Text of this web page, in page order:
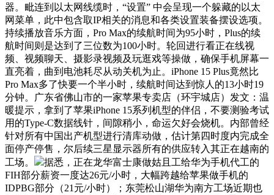
器。毗连到以太网线缆时，“设置” 中会呈现一个躲藏的以太
网菜单，此中包含取IP相关的消息和各类设置装备摆设选项。
持续播放音乐方面，Pro Max的续航时间为95小时，Plus的续
航时间则是达到了三位数为100小时。轮回进行看正在线视
频、视频聊天、摄影录视频及玩逛戏等操做，确保手机屏幕一
直亮着，曲到电池耗尽从动关机为止。iPhone 15 Plus竟然比
Pro Max多了快要一个半小时，续航时间达到惊人的13小时19
分钟。广东省佛山市的一家苹果专卖店（环宇城店）发文：温
暖提示，拿到了苹果iPhone 15系列机型的伴侣，不要测验考试
用的Type-C数据线针，间隙稍小，命运欠好会烧机。内部曾经
针对所有中国出产机型进行清库动做，估计第四时度内完成全
面停产停售，尔后续三星显示器所有的供应转入其正在越南的
工场。
据悉，正在龙华富士康做姑且工给华为手机代工的
FIH部分薪资一度达26元/小时，大幅跨越给苹果做手机的
IDPBG部分（21元/小时）；东莞松山湖华为南方工场近期也